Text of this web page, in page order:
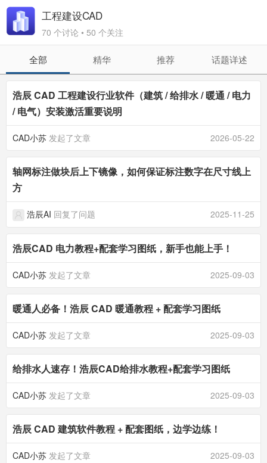
工程建设CAD
70 个讨论 • 50 个关注
全部 精华 推荐 话题详述
浩辰 CAD 工程建设行业软件（建筑 / 给排水 / 暖通 / 电力
/ 电气）安装激活重要说明
CAD小苏 发起了文章 2026-05-22
轴网标注做块后上下镜像，如何保证标注数字在尺寸线上
方
浩辰AI 回复了问题 2025-11-25
浩辰CAD 电力教程+配套学习图纸，新手也能上手！
CAD小苏 发起了文章 2025-09-03
暖通人必备！浩辰 CAD 暖通教程 + 配套学习图纸
CAD小苏 发起了文章 2025-09-03
给排水人速存！浩辰CAD给排水教程+配套学习图纸
CAD小苏 发起了文章 2025-09-03
浩辰 CAD 建筑软件教程 + 配套图纸，边学边练！
CAD小苏 发起了文章 2025-09-03